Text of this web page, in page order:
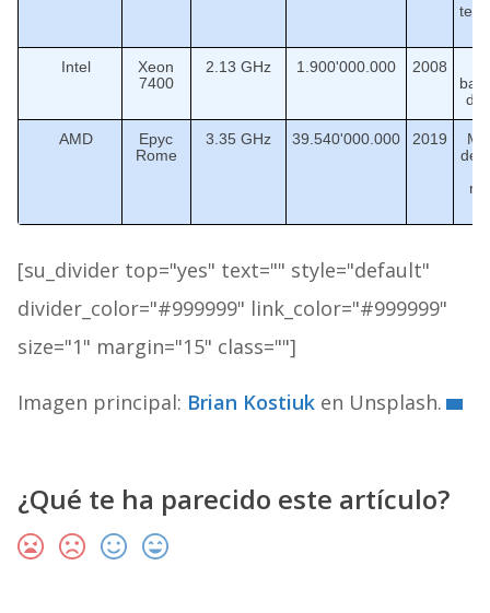
Intel
Xeon
7400
2.13 GHz 1.900'000.000 2008
de
AMD
Epyc
Rome
3.35 GHz 39.540'000.000 2019
de
[su_divider top="yes" text="" style="default"
divider_color="#999999" link_color="#999999"
size="1" margin="15" class=""]
Imagen principal: Brian Kostiuken Unsplash.
¿Qué te ha parecido este artículo?